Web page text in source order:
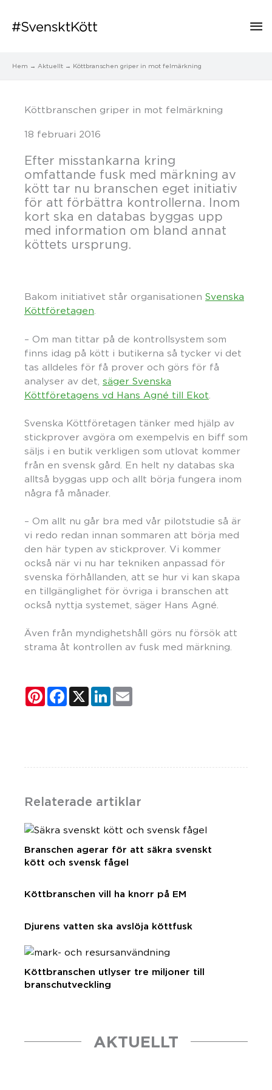
Hem Aktuellt ​Köttbranschen griper in mot felmärkning
​Köttbranschen griper in mot felmärkning
18 februari 2016
Efter misstankarna kring
omfattande fusk med märkning av
kött tar nu branschen eget initiativ
för att förbättra kontrollerna. Inom
kort ska en databas byggas upp
med information om bland annat
köttets ursprung.
Bakom initiativet står organisationen Svenska
Köttföretagen
– Om man tittar på de kontrollsystem som
finns idag på kött i butikerna så tycker vi det
tas alldeles för få prover och görs för få
analyser av det, säger Svenska
Köttföretagens vd Hans Agné till Ekot
Svenska Köttföretagen tänker med hjälp av
stickprover avgöra om exempelvis en biff som
säljs i en butik verkligen som utlovat kommer
från en svensk gård. En helt ny databas ska
alltså byggas upp och allt börja fungera inom
några få månader.
– Om allt nu går bra med vår pilotstudie så är
vi redo redan innan sommaren att börja med
den här typen av stickprover. Vi kommer
också när vi nu har tekniken anpassad för
svenska förhållanden, att se hur vi kan skapa
en tillgänglighet för övriga i branschen att
också nyttja systemet, säger Hans Agné.
Även från myndighetshåll görs nu försök att
strama åt kontrollen av fusk med märkning.
PinterestFacebook
X LinkedIn
Relaterade artiklar
Branschen agerar för att säkra svenskt
kött och svensk fågel
Köttbranschen vill ha knorr på EM
Djurens vatten ska avslöja köttfusk
Köttbranschen utlyser tre miljoner till
branschutveckling
AKTUELLT